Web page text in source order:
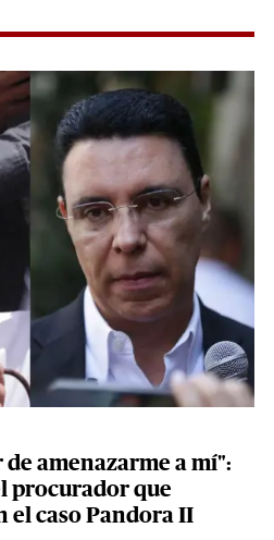
amenazarme a mí":
procurador que
el caso Pandora II